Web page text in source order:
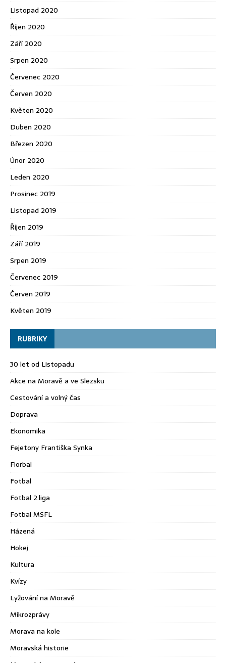
Listopad 2020
Říjen 2020
Září 2020
Srpen 2020
Červenec 2020
Červen 2020
Květen 2020
Duben 2020
Březen 2020
Únor 2020
Leden 2020
Prosinec 2019
Listopad 2019
Říjen 2019
Září 2019
Srpen 2019
Červenec 2019
Červen 2019
Květen 2019
RUBRIKY
30 let od Listopadu
Akce na Moravě a ve Slezsku
Cestování a volný čas
Doprava
Ekonomika
Fejetony Františka Synka
Florbal
Fotbal
Fotbal 2.liga
Fotbal MSFL
Házená
Hokej
Kultura
Kvízy
Lyžování na Moravě
Mikrozprávy
Morava na kole
Moravská historie